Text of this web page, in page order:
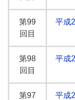
第99
回目
平成
第98
回目
平成
第97
平成